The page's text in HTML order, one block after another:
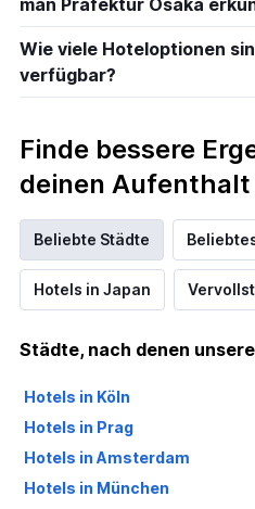
man Präfektur Ōsaka
Wie viele Hoteloptionen
verfügbar?
Finde bessere
deinen Aufenthalt
Beliebte Städte
Hotels in Japan
Städte, nach denen
Hotels in Köln
Hotels in Prag
Hotels in Amsterdam
Hotels in München